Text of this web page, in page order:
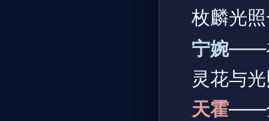
枚麟光
宁婉——
灵花与
天霍——